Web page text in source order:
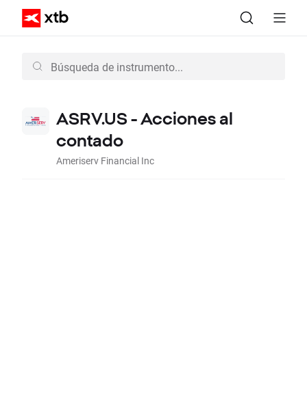
ASRV.US - Acciones al
contado
Ameriserv Financial Inc